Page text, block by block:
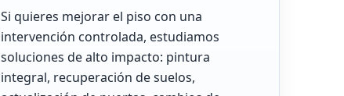
Si quieres mejorar el piso con una
intervención controlada, estudiamos
soluciones de alto impacto: pintura
integral, recuperación de suelos,